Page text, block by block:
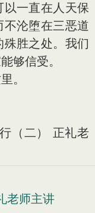
一直在人天保
沦堕在三恶道
胜之处。我们
够信受。
。
（二） 正礼老
老师主讲